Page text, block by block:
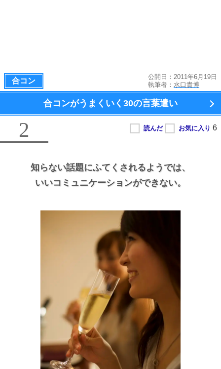
合コン
公開日：2011年6月19日
執筆者： 水口貴博
合コンがうまくいく 30の言葉遣い
2
知らない話題にふてくされるようでは、
いいコミュニケーションができない。